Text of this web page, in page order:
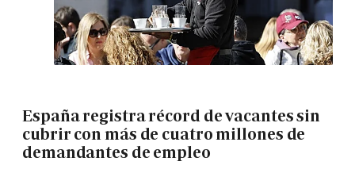
España registra récord de vacantes sin
cubrir con más de cuatro millones de
demandantes de empleo